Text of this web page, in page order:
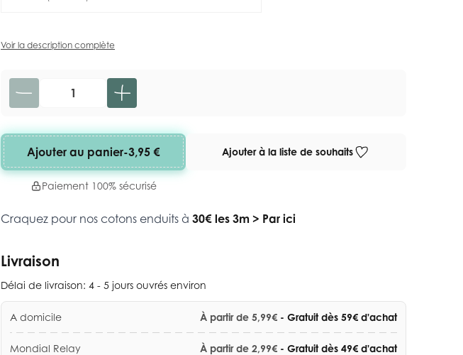
Voir la description complète
Quantité
Ajouter au panier-3,95 €
Paiement 100% sécurisé
Ajouter à la liste de souhaits
Craquez pour nos cotons enduits à 30€ les 3m > Par ici
Livraison
Délai de livraison: 4 - 5 jours ouvrés environ
A domicile À partir de 5,99€ - Gratuit dès 59€ d'achat
Mondial Relay À partir de 2,99€ - Gratuit dès 49€ d'achat